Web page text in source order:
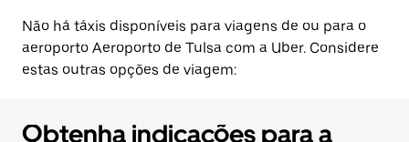
Não há táxis disponíveis para viagens de ou para o
aeroporto Aeroporto de Tulsa com a Uber. Considere
estas outras opções de viagem:
Obtenha indicações para a